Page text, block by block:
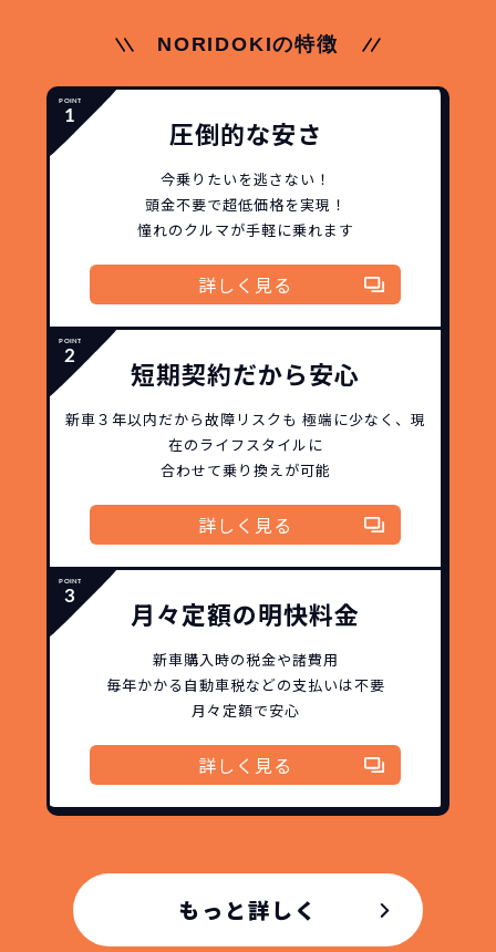
NORIDOKIの特徴
圧倒的な安さ
今乗りたいを逃さない！
頭金不要で超低価格を実現！
憧れのクルマが手軽に乗れます
詳しく見る
短期契約だから安心
新車３年以内だから故障リスクも 極端に少なく、 現
在のライフスタイルに
合わせて乗り換えが可能
詳しく見る
月々定額の明快料金
新車購入時の税金や諸費用
毎年かかる自動車税などの支払いは不要
月々定額で安心
詳しく見る
どこよりも安くご契約いただけます！
NORIDOKIは高残価設定を実現！
頭金不要で超低価格！憧れのクルマが手軽に乗れ
安さの秘密
高残価設定を実現！
低価格が可能に！
日本全国・世界中の流通ネットワークと
ノウハウを集約することでこの「超高残
価設定」を実現しました。
短期間だから安心！
NORIDOKIなら短期リースでも安いんです！常
に新車なので故障の心配がありませんし、急なラ
故障リスクが非常に低い
3年以内の契約なので、故障リスクが非常
に少なくなります。例え故障してもメーカ
月々定額料金で安心
NORIDOKIなら頭金・ボーナス払い・諸経費・税
金など一切不要！月々「定額料金」をお支払い
新車購入時の税金や
諸費用などが不要
車を購入する場合、購入時に｢登録時諸費
これらの費用がコミコミの料金です。
もっと詳しく